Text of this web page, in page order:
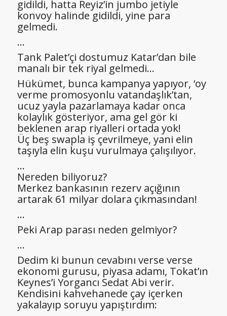
gidildi, hatta Reyiz’in jumbo jetiyle
konvoy halinde gidildi, yine para
gelmedi.
…
Tank Palet’çi dostumuz Katar’dan bile
manalı bir tek riyal gelmedi…
Hükümet, bunca kampanya yapıyor, ‘oy
verme promosyonlu vatandaşlık’tan,
ucuz yayla pazarlamaya kadar onca
kolaylık gösteriyor, ama gel gör ki
beklenen arap riyalleri ortada yok!
Üç beş swapla iş çevrilmeye, yani elin
taşıyla elin kuşu vurulmaya çalışılıyor.
…
Nereden biliyoruz?
Merkez bankasının rezerv açığının
artarak 61 milyar dolara çıkmasından!
…
Peki Arap parası neden gelmiyor?
…
Dedim ki bunun cevabını verse verse
ekonomi gurusu, piyasa adamı, Tokat’ın
Keynes’i Yorgancı Sedat Abi verir.
Kendisini kahvehanede çay içerken
yakalayıp soruyu yapıştırdım: